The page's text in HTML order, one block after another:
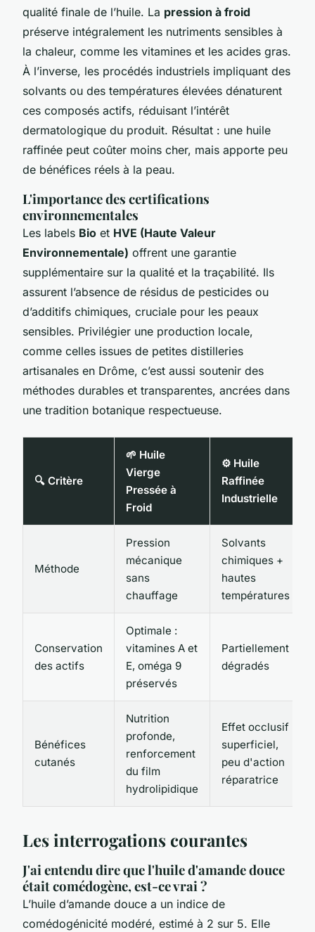
qualité finale de l’huile. La pression à froid
préserve intégralement les nutriments sensibles à
la chaleur, comme les vitamines et les acides gras.
À l’inverse, les procédés industriels impliquant des
solvants ou des températures élevées dénaturent
ces composés actifs, réduisant l’intérêt
dermatologique du produit. Résultat : une huile
raffinée peut coûter moins cher, mais apporte peu
de bénéfices réels à la peau.
L'importance des certifications
environnementales
Les labels Bio et HVE (Haute Valeur
Environnementale) offrent une garantie
supplémentaire sur la qualité et la traçabilité. Ils
assurent l’absence de résidus de pesticides ou
d’additifs chimiques, cruciale pour les peaux
sensibles. Privilégier une production locale,
comme celles issues de petites distilleries
artisanales en Drôme, c’est aussi soutenir des
méthodes durables et transparentes, ancrées dans
une tradition botanique respectueuse.
🔍 Critère
🌱 Huile
Vierge
Pressée à
Froid
⚙️ Huile
Raffinée
Industrielle
Méthode
Pression
mécanique
sans
chauffage
Solvants
chimiques +
hautes
températures
Conservation
des actifs
Optimale :
vitamines A et
E, oméga 9
préservés
Partiellement
dégradés
Bénéfices
cutanés
Nutrition
profonde,
renforcement
du film
hydrolipidique
Effet occlusif
superficiel,
peu d'action
réparatrice
Les interrogations courantes
J'ai entendu dire que l'huile d'amande douce
était comédogène, est-ce vrai ?
L’huile d’amande douce a un indice de
comédogénicité modéré, estimé à 2 sur 5. Elle